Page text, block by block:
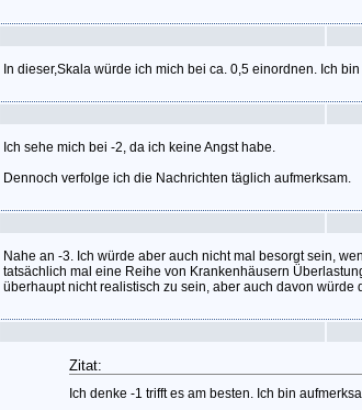
In dieser,Skala würde ich mich bei ca. 0,5 einordnen. Ich
Ich sehe mich bei -2, da ich keine Angst habe.
Dennoch verfolge ich die Nachrichten täglich aufmerksam.
Nahe an -3. Ich würde aber auch nicht mal besorgt sein,
tatsächlich mal eine Reihe von Krankenhäusern
überhaupt nicht realistisch zu sein, aber auch davon würde
Zitat:
Ich denke -1 trifft es am besten. Ich bin